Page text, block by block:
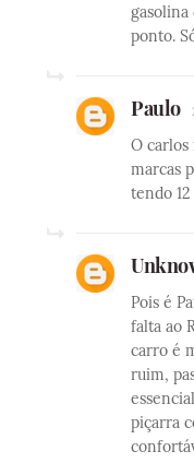
gasolina
ponto.
Paulo
O carlos
marcas
tendo
Pois é
falta ao
carro é
ruim,
piçarra